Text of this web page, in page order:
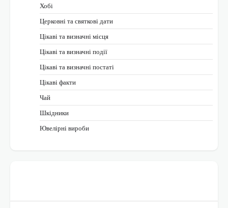
Хобі
Церковні та святкові дати
Цікаві та визначні місця
Цікаві та визначні події
Цікаві та визначні постаті
Цікаві факти
Чай
Шкідники
Ювелірні вироби